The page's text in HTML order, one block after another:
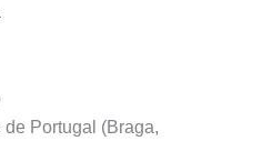
de Portugal (Braga,